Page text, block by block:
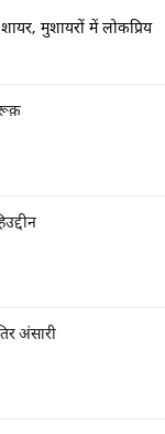
मुशायरों में लोकप्रिय
अंसारी